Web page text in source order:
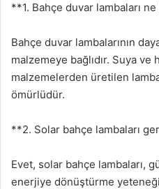
**1. Bahçe duvar lambaları ne
Bahçe duvar lambalarının
malzemeye bağlıdır. Suya ve
malzemelerden üretilen
ömürlüdür.
**2. Solar bahçe lambaları
Evet, solar bahçe lambaları,
enerjiye dönüştürme